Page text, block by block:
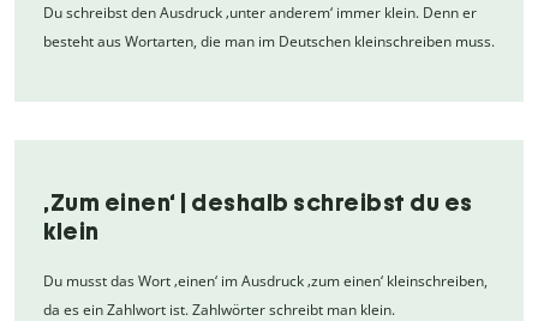
Du schreibst den Ausdruck ‚unter anderem‘ immer klein. Denn er
besteht aus Wortarten, die man im Deutschen kleinschreiben muss.
‚Zum einen‘ | deshalb schreibst du es
klein
Du musst das Wort ‚einen‘ im Ausdruck ‚zum einen‘ kleinschreiben,
da es ein Zahlwort ist. Zahlwörter schreibt man klein.